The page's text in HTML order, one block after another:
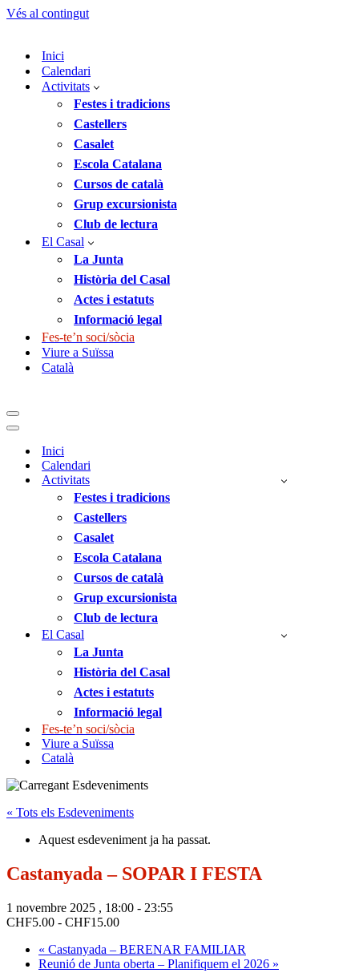
Vés al contingut
Inici
Calendari
Activitats
Festes i tradicions
Castellers
Casalet
Escola Catalana
Cursos de català
Grup excursionista
Club de lectura
El Casal
La Junta
Història del Casal
Actes i estatuts
Informació legal
Fes-te’n soci/sòcia
Viure a Suïssa
Català
Menú
de
Menú
navegació
Inici
Calendari
Activitats
Festes i tradicions
Castellers
Casalet
Escola Catalana
Cursos de català
Grup excursionista
Club de lectura
El Casal
La Junta
Història del Casal
Actes i estatuts
Informació legal
Fes-te’n soci/sòcia
Viure a Suïssa
Català
« Tots els Esdeveniments
Aquest esdeveniment ja ha passat.
Castanyada – SOPAR I FESTA
1 novembre 2025 , 18:00 - 23:55
CHF5.00 - CHF15.00
« Castanyada – BERENAR FAMILIAR
Reunió de Junta oberta – Planifiquem el 2026 »